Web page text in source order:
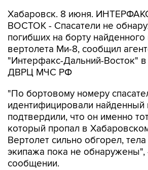
Хабаровск. 8 июня.
ВОСТОК - Спасатели не
погибших на борту найденного
вертолета Ми-8, сообщил
"Интерфакс-Дальний-Восток"
ДВРЦ МЧС РФ
"По бортовому номеру
идентифицировали найденный
подтвердили, что он именно
который пропал в
Вертолет сильно обгорел,
экипажа пока не обнаружены",
сообщении.